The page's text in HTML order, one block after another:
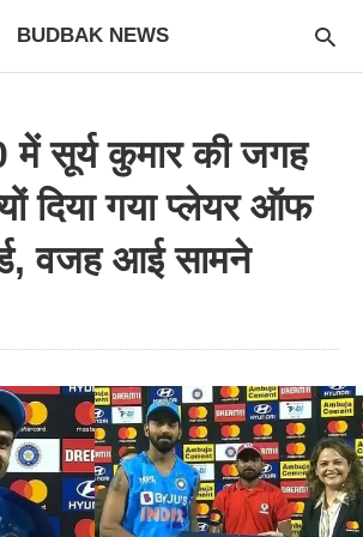
BUDBAK NEWS
में सूर्य कुमार की जगह
दिया गया प्लेयर ऑफ
वजह आई सामने